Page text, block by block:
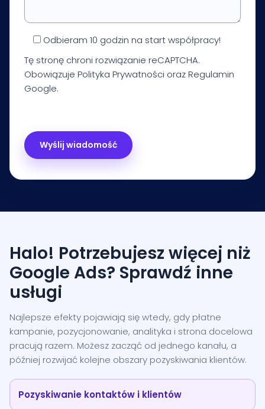
Odbieram 10 godzin na start współpracy!
Tę stronę chroni rozwiązanie reCAPTCHA.
Obowiązuje Polityka Prywatności orazRegulamin
Google.
Halo! Potrzebujesz więcej niż
Google Ads? Sprawdź inne
usługi
Najlepsze efekty pojawiają się wtedy, gdy płatne
kampanie, pozycjonowanie, analityka i strona docelowa
pracują razem. Możesz zacząć od jednego kanału, a
później rozwijać kolejne obszary pozyskiwania klientów.
Pozyskiwanie kontaktów i klientów